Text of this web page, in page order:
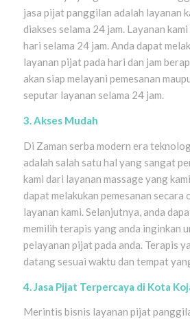
jasa pijat panggilan adalah layanan
diakses selama 24 jam. Layanan
hari selama 24 jam. Anda dapat
layanan pijat pada hari dan jam
akan siap melayani pemesanan
seputar layanan selama 24 jam.
3. Akses Mudah
Di Zaman serba modern era
adalah salah satu hal yang sangat
kami dari layanan massage yang
dapat melakukan pemesanan secara
layanan kami. Selanjutnya, anda
memilih terapis yang anda inginkan
pelayanan pijat pada anda. Terapis
datang sesuai waktu dan tempat
4. Jasa Pijat Terpercaya di Kota
Merintis bisnis layanan pijat